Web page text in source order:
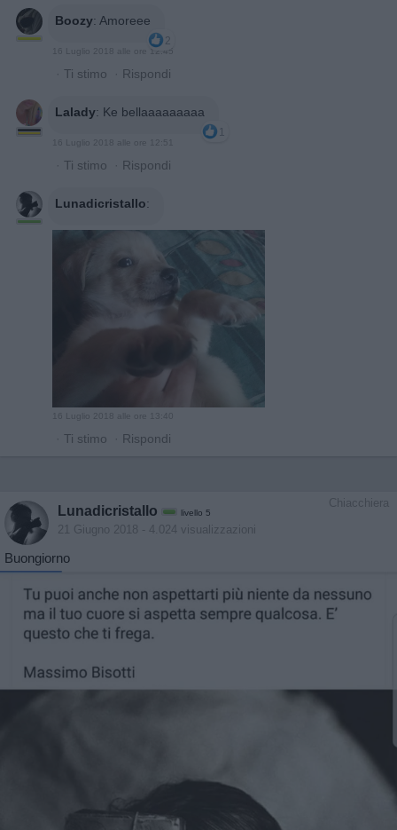
Boozy: Amoreee
2
16 Luglio 2018 alle ore 12:45
· Ti stimo · Rispondi
Lalady: Ke bellaaaaaaaaa
1
16 Luglio 2018 alle ore 12:51
· Ti stimo · Rispondi
Lunadicristallo:
16 Luglio 2018 alle ore 13:40
· Ti stimo · Rispondi
Chiacchiera
Lunadicristallo livello 5
21 Giugno 2018 - 4.024 visualizzazioni
Buongiorno